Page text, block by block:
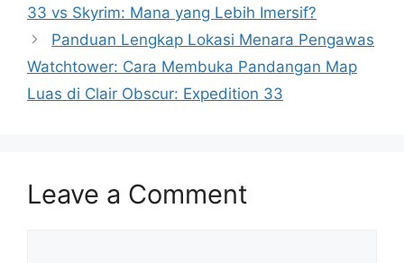
33 vs Skyrim: Mana yang Lebih Imersif?
Panduan Lengkap Lokasi Menara Pengawas
Watchtower: Cara Membuka Pandangan Map
Luas di Clair Obscur: Expedition 33
Leave a Comment